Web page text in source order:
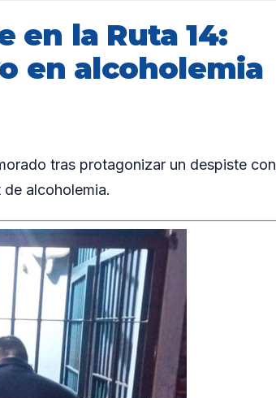
en la Ruta 14:
en alcoholemia
tras protagonizar un despiste con
alcoholemia.